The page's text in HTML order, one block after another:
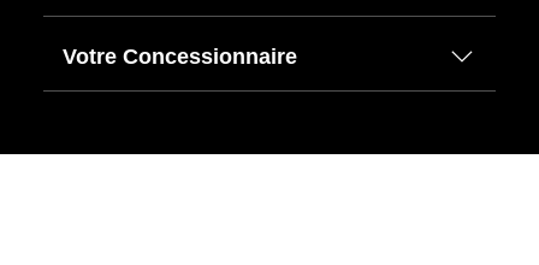
Votre Concessionnaire